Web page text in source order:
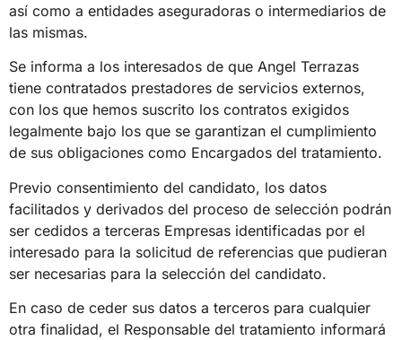
así como a entidades aseguradoras o intermediarios de
las mismas.
Se informa a los interesados de que Angel Terrazas
tiene contratados prestadores de servicios externos,
con los que hemos suscrito los contratos exigidos
legalmente bajo los que se garantizan el cumplimiento
de sus obligaciones como Encargados del tratamiento.
Previo consentimiento del candidato, los datos
facilitados y derivados del proceso de selección podrán
ser cedidos a terceras Empresas identificadas por el
interesado para la solicitud de referencias que pudieran
ser necesarias para la selección del candidato.
En caso de ceder sus datos a terceros para cualquier
otra finalidad, el Responsable del tratamiento informará